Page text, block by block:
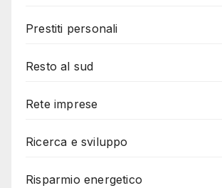
Prestiti personali
Resto al sud
Rete imprese
Ricerca e sviluppo
Risparmio energetico